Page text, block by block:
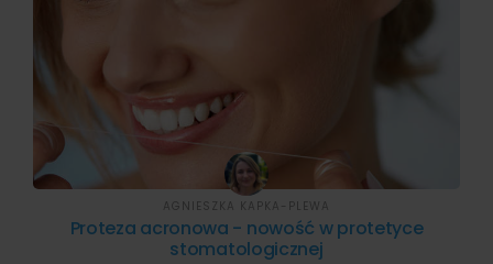
Proteza acronowa - nowość w protetyce
stomatologicznej
AGNIESZKA KAPKA-PLEWA